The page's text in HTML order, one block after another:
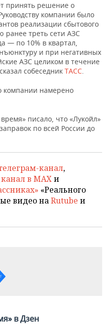
принять решение о
компании было
реализации сбытового
ранее треть сети АЗС
— по 10% в квартал,
и при негативных
АЗС целиком в течение
собеседник ТАСС.
компании намерено
писало, что «Лукойл»
по всей России до
канал,
канал в MAXи
«Реального
видео наRutube и
в Дзен